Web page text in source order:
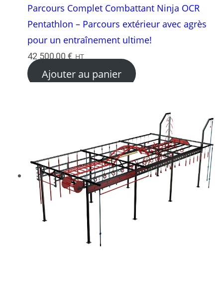
Parcours Complet Combattant Ninja OCR
Pentathlon – Parcours extérieur avec agrès
pour un entraînement ultime!
42 500,00€ HT
Ajouter au panier